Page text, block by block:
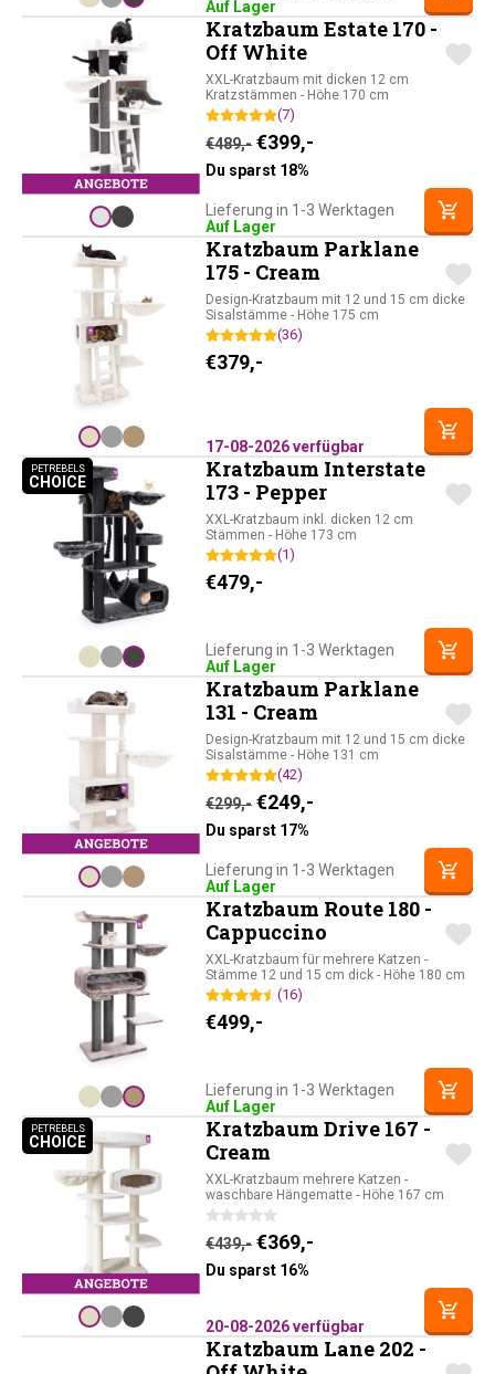
Auf Lager
Kratzbaum Estate 170 -
Off White
XXL-Kratzbaum mit dicken 12 cm
Kratzstämmen - Höhe 170 cm
(7)
€489,- Ursprünglicher Preis war:
€399,-
Du sparst 18%
Lieferung in 1-3 Werktagen
Auf Lager
Kratzbaum Parklane
175 - Cream
Design-Kratzbaum mit 12 und 15 cm dicke
Sisalstämme - Höhe 175 cm
(36)
€379,-
17-08-2026 verfügbar
PETREBELS
CHOICEPETREBELS CHOICE
Kratzbaum Interstate
173 - Pepper
XXL-Kratzbaum inkl. dicken 12 cm
Stämmen - Höhe 173 cm
(1)
€479,-
Lieferung in 1-3 Werktagen
Auf Lager
Kratzbaum Parklane
131 - Cream
Design-Kratzbaum mit 12 und 15 cm dicke
Sisalstämme - Höhe 131 cm
(42)
€299,- Ursprünglicher Preis war:
€249,-
Du sparst 17%
Lieferung in 1-3 Werktagen
Auf Lager
Kratzbaum Route 180 -
Cappuccino
XXL-Kratzbaum für mehrere Katzen -
Stämme 12 und 15 cm dick - Höhe 180 cm
(16)
€499,-
Lieferung in 1-3 Werktagen
Auf Lager
PETREBELS
CHOICEPETREBELS CHOICE
Kratzbaum Drive 167 -
Cream
XXL-Kratzbaum mehrere Katzen -
waschbare Hängematte - Höhe 167 cm
€439,- Ursprünglicher Preis war:
€369,-
Du sparst 16%
20-08-2026 verfügbar
Kratzbaum Lane 202 -